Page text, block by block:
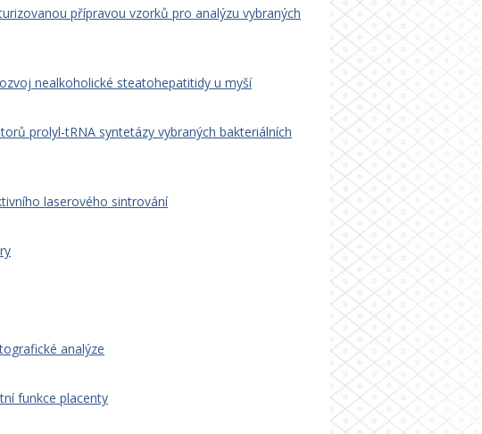
přípravou vzorků pro analýzu vybraných
nealkoholické steatohepatitidy u myší
prolyl-tRNA syntetázy vybraných bakteriálních
laserového sintrování
analýze
funkce placenty